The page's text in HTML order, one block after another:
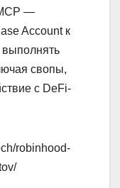
—
Account к
свопы,
с DeFi-
robinhood-